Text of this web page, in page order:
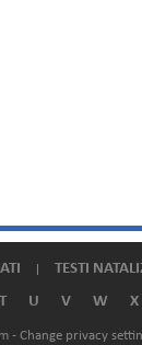
TESTI
T U V W X
- Change privacy